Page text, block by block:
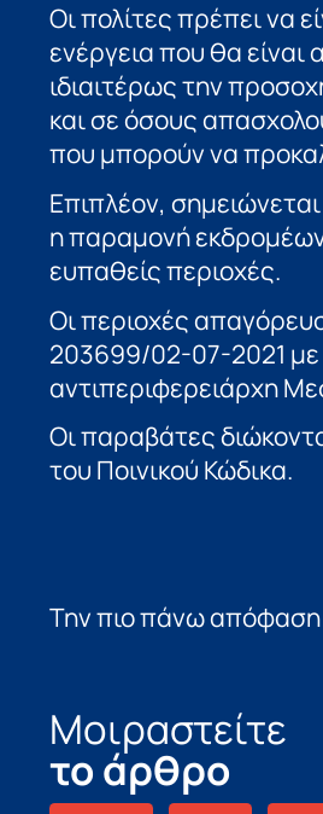
Οι πολίτες πρέπει να
ενέργεια που θα είναι
ιδιαιτέρως την
και σε όσους
που μπορούν να
Επιπλέον,
η παραμονή
ευπαθείς περιοχές.
Οι περιοχές
203699/02-07-2021
αντιπεριφερειάρχη
Οι παραβάτες
του Ποινικού Κώδικα.
Την πιο πάνω απόφαση
Μοιραστείτε
το άρθρο